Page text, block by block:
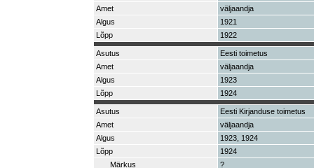
Amet
väljaandja
Algus
1921
Lõpp
1922
Asutus
Eesti toimetus
Amet
väljaandja
Algus
1923
Lõpp
1924
Asutus
Eesti Kirjanduse toimetus
Amet
väljaandja
Algus
1923, 1924
Lõpp
1924
Märkus
?